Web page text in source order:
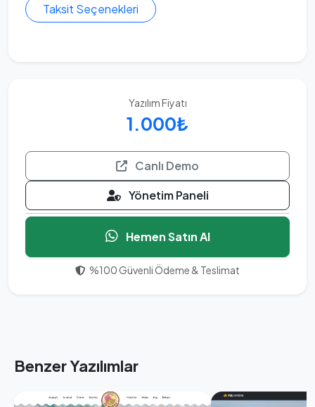
Taksit Seçenekleri
Yazılım Fiyatı
1.000₺
Canlı Demo
Yönetim Paneli
Hemen Satın Al
%100 Güvenli Ödeme & Teslimat
Benzer Yazılımlar